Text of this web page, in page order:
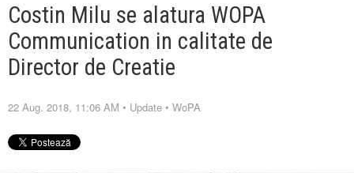
Costin Milu se alatura WOPA
Communication in calitate de
Director de Creatie
22 Aug. 2018, 11:06 AM • Update • WoPA